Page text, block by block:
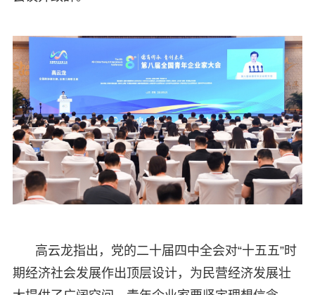
高云龙指出，党的二十届四中全会对“十五五”时
期经济社会发展作出顶层设计，为民营经济发展壮